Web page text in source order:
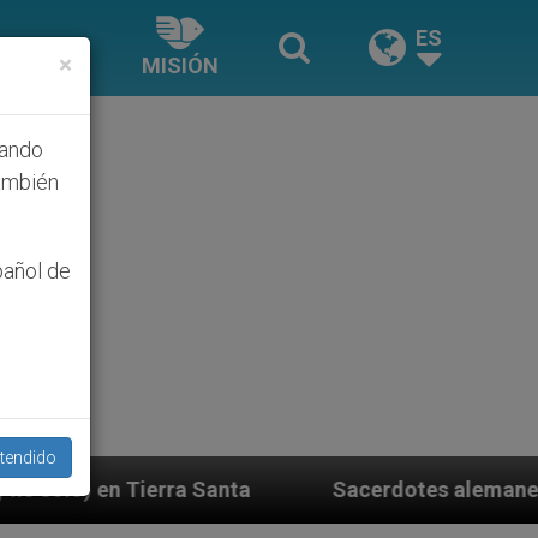
MISIÓN
ES
Sacerdotes alemanes fieles al Papa
×
de